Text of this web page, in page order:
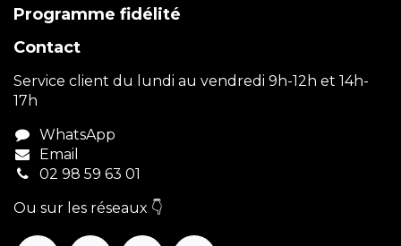
Programme fidélité
Contact
Service client du lundi au vendredi 9h-12h et 14h-
17h
WhatsApp
Email
02 98 59 63 01
Ou sur les réseaux 👇